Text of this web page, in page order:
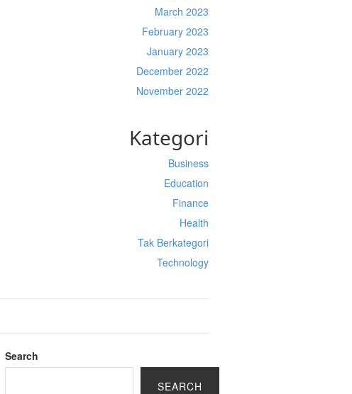
March 2023
February 2023
January 2023
December 2022
November 2022
Kategori
Business
Education
Finance
Health
Tak Berkategori
Technology
Search
SEARCH